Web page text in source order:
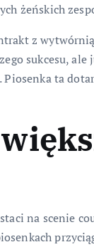
żeńskich
z
sukcesu,
ta
na scenie